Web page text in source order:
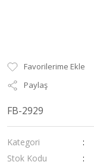
Paylaş
FB-2929
Kategori
Stok Kodu